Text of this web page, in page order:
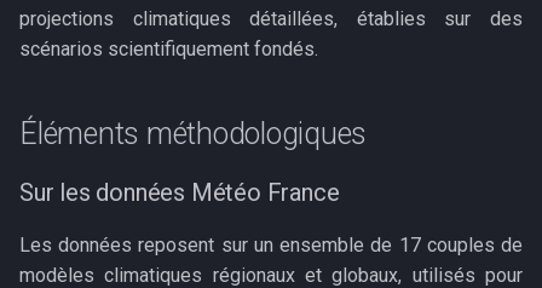
projections climatiques détaillées, établies sur des
scénarios scientifiquement fondés.
Éléments méthodologiques
Sur les données Météo France
Les données reposent sur un ensemble de 17 couples de
modèles climatiques régionaux et globaux, utilisés pour